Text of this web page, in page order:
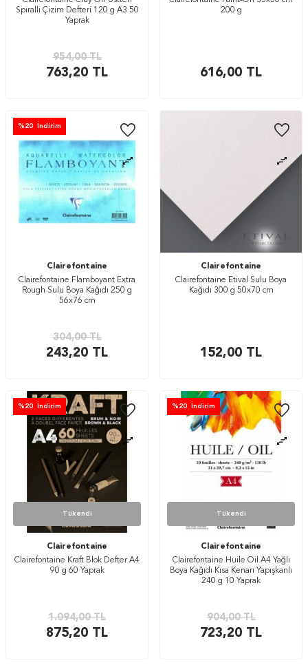
Spiralli Çizim Defteri 120 g A3 50
Yaprak
954,00TL
763,20 TL
200 g
616,00 TL
% 20 İndirim
Clairefontaine
Clairefontaine Flamboyant Extra
Rough Sulu Boya Kağıdı 250 g
56x76 cm
304,00TL
243,20 TL
Clairefontaine
Clairefontaine Etival Sulu Boya
Kağıdı 300 g 50x70 cm
152,00 TL
% 20 İndirim
Tükendi
Clairefontaine
Clairefontaine Kraft Blok Defter A4
90 g 60 Yaprak
1.094,00TL
875,20 TL
% 20 İndirim
Tükendi
Clairefontaine
Clairefontaine Huile Oil A4 Yağlı
Boya Kağıdı Kısa Kenarı Yapışkanlı
240 g 10 Yaprak
904,00TL
723,20 TL